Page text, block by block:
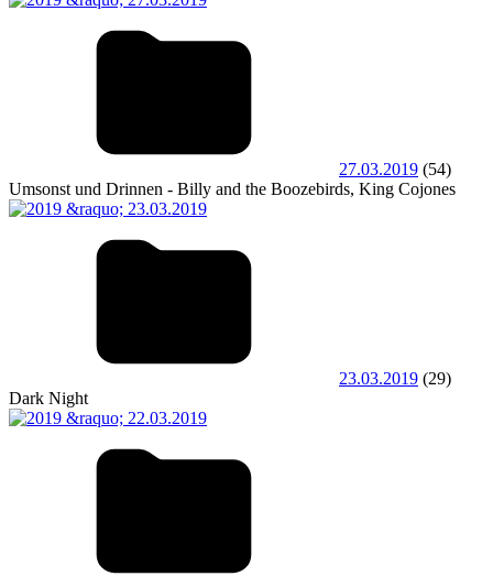
27.03.2019 (54)
Umsonst und Drinnen - Billy and the Boozebirds, King Cojones
23.03.2019 (29)
Dark Night